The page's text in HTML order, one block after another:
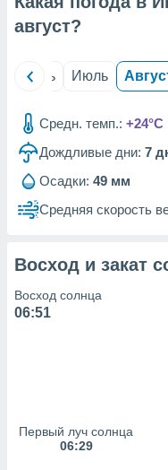
из
данных
наших 1199
август?
Июнь Июль
Средн. темп.: +24°C
Дождливые дни: 7
Осадки: 49 мм
Средняя скорость
Восход и закат
Восход солнца
06:51
Первый луч солнца
06:29